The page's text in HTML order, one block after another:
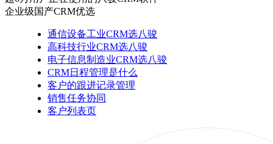
企业级国产CRM优选
通信设备工业CRM选八骏
高科技行业CRM选八骏
电子信息制造业CRM选八骏
CRM日程管理是什么
客户的跟进记录管理
销售任务协同
客户列表页